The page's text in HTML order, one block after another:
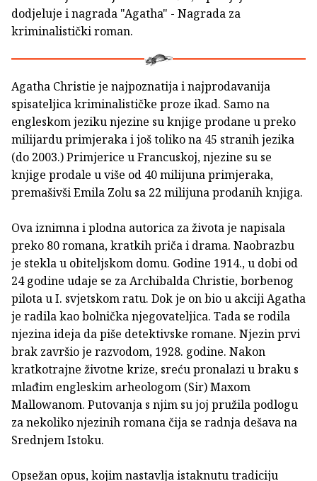
dodjeluje i nagrada "Agatha" - Nagrada za
kriminalistički roman.
Agatha Christie je najpoznatija i najprodavanija
spisateljica kriminalističke proze ikad. Samo na
engleskom jeziku njezine su knjige prodane u preko
milijardu primjeraka i još toliko na 45 stranih jezika
(do 2003.) Primjerice u Francuskoj, njezine su se
knjige prodale u više od 40 milijuna primjeraka,
premašivši Emila Zolu sa 22 milijuna prodanih knjiga.
Ova iznimna i plodna autorica za života je napisala
preko 80 romana, kratkih priča i drama. Naobrazbu
je stekla u obiteljskom domu. Godine 1914., u dobi od
24 godine udaje se za Archibalda Christie, borbenog
pilota u I. svjetskom ratu. Dok je on bio u akciji Agatha
je radila kao bolnička njegovateljica. Tada se rodila
njezina ideja da piše detektivske romane. Njezin prvi
brak završio je razvodom, 1928. godine. Nakon
kratkotrajne životne krize, sreću pronalazi u braku s
mlađim engleskim arheologom (Sir) Maxom
Mallowanom. Putovanja s njim su joj pružila podlogu
za nekoliko njezinih romana čija se radnja dešava na
Srednjem Istoku.
Opsežan opus, kojim nastavlja istaknutu tradiciju